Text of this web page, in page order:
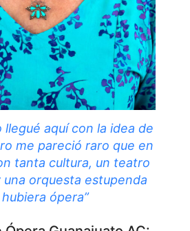
llegué aquí con la idea de
me pareció raro que en
tanta cultura, un teatro
una orquesta estupenda
ópera”